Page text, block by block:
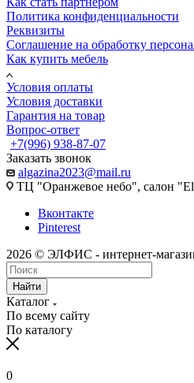
Политика конфиденциальности
Реквизиты
Соглашение на обработку
Как купить мебель
Условия оплаты
Условия доставки
Гарантия на товар
Вопрос-ответ
+7(996) 938-87-07
Заказать звонок
algazina2023@mail.ru
ТЦ "Оранжевое небо", салон
Вконтакте
Pinterest
2026 © ЭЛФИС - интернет-
Найти
Каталог
По всему сайту
По каталогу
0